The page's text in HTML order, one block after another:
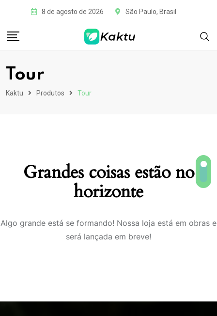
8 de agosto de 2026 São Paulo, Brasil
Tour
Kaktu Produtos Tour
Grandes coisas estão no
horizonte
Algo grande está se formando! Nossa loja está em obras e
será lançada em breve!